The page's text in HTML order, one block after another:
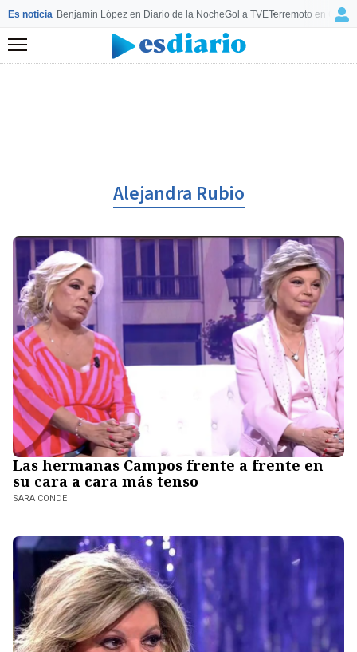
Es noticia Benjamín López en Diario de la NocheGol a TVETerremoto en
Menú
Alejandra Rubio
Las hermanas Campos frente a frente en
su cara a cara más tenso
SARA CONDE